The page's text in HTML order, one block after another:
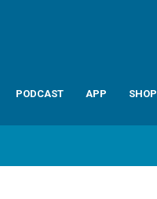
PODCAST APP SHOP